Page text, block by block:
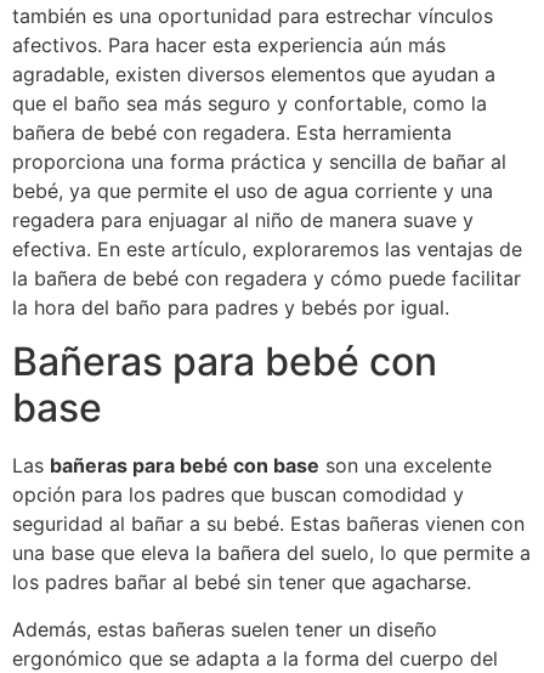
también es una oportunidad para estrechar vínculos
afectivos. Para hacer esta experiencia aún más
agradable, existen diversos elementos que ayudan a
que el baño sea más seguro y confortable, como la
bañera de bebé con regadera. Esta herramienta
proporciona una forma práctica y sencilla de bañar al
bebé, ya que permite el uso de agua corriente y una
regadera para enjuagar al niño de manera suave y
efectiva. En este artículo, exploraremos las ventajas de
la bañera de bebé con regadera y cómo puede facilitar
la hora del baño para padres y bebés por igual.
Bañeras para bebé con
base
Las bañeras para bebé con base son una excelente
opción para los padres que buscan comodidad y
seguridad al bañar a su bebé. Estas bañeras vienen con
una base que eleva la bañera del suelo, lo que permite a
los padres bañar al bebé sin tener que agacharse.
Además, estas bañeras suelen tener un diseño
ergonómico que se adapta a la forma del cuerpo del